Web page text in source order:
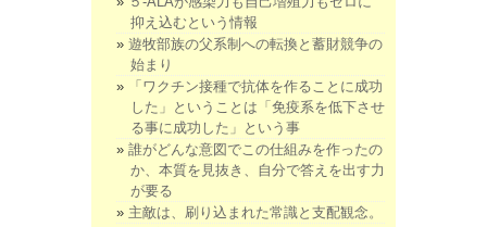
抑え込むという情報
遊牧部族の父系制への転換と蓄財競争の
始まり
「ワクチン接種で抗体を作ることに成功
した」ということは「免疫系を低下させ
る事に成功した」という事
誰がどんな意図でこの仕組みを作ったの
か、本質を見抜き、自分で答えを出す力
が要る
主敵は、刷り込まれた常識と支配観念。